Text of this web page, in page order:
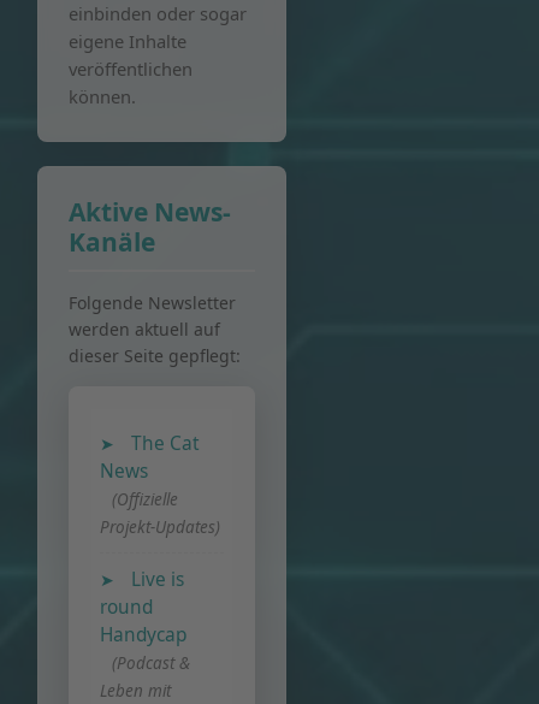
einbinden oder sogar
eigene Inhalte
veröffentlichen
können.
Aktive News-
Kanäle
Folgende Newsletter
werden aktuell auf
dieser Seite gepflegt:
The Cat
News
(Offizielle
Projekt-Updates)
Live is
round
Handycap
(Podcast &
Leben mit